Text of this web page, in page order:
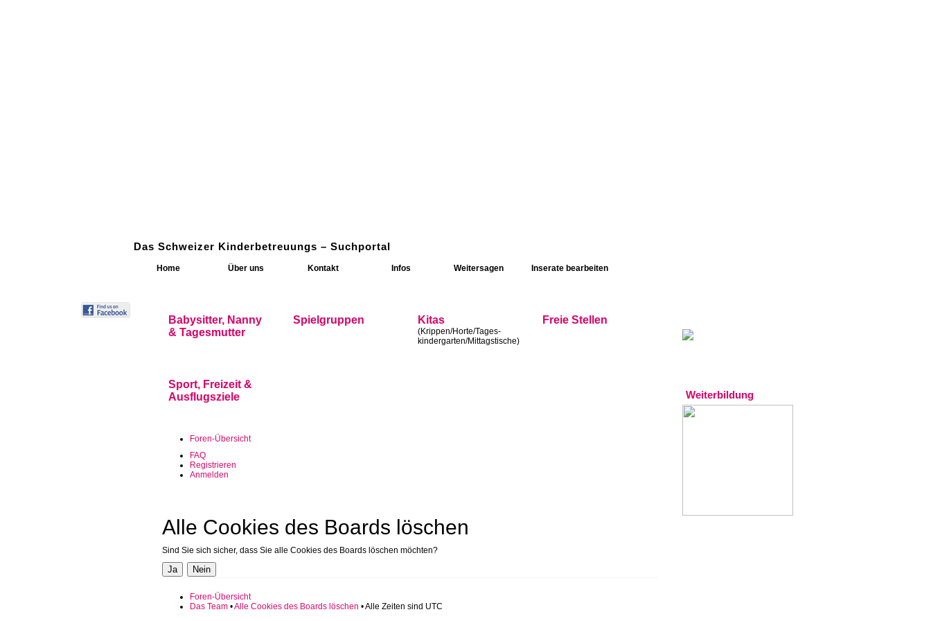
Das Schweizer Kinderbetreuungs – Suchportal
Home Über uns Kontakt Infos Weitersagen Inserate bearbeiten
Babysitter, Nanny
& Tagesmutter
Spielgruppen Kitas
(Krippen/Horte/Tages-
kindergarten/Mittagstische)
Freie Stellen
Sport, Freizeit &
Ausflugsziele
Foren-Übersicht
FAQ
Registrieren
Anmelden
Alle Cookies des Boards löschen
Sind Sie sich sicher, dass Sie alle Cookies des Boards löschen möchten?
Foren-Übersicht
Das Team•Alle Cookies des Boards löschen • Alle Zeiten sind UTC
Weiterbildung